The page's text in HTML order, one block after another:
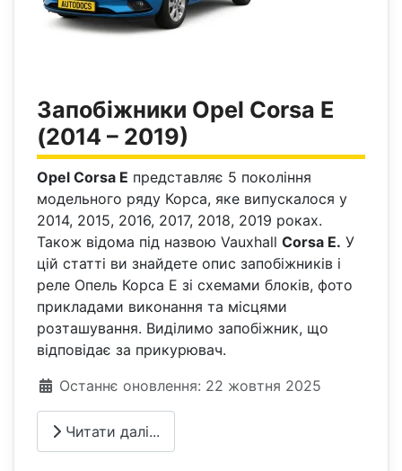
Запобіжники Opel Corsa E
(2014 – 2019)
Opel Corsa E представляє 5 покоління
модельного ряду Корса, яке випускалося у
2014, 2015, 2016, 2017, 2018, 2019 роках.
Також відома під назвою Vauxhall Corsa Е. У
цій статті ви знайдете опис запобіжників і
реле Опель Корса Е зі схемами блоків, фото
прикладами виконання та місцями
розташування. Виділимо запобіжник, що
відповідає за прикурювач.
Деталі
Останнє оновлення: 22 жовтня 2025
Читати далі...